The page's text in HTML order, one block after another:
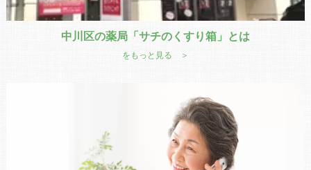
中川区の薬局「サチのくすり箱」とは
をもっと見る ＞